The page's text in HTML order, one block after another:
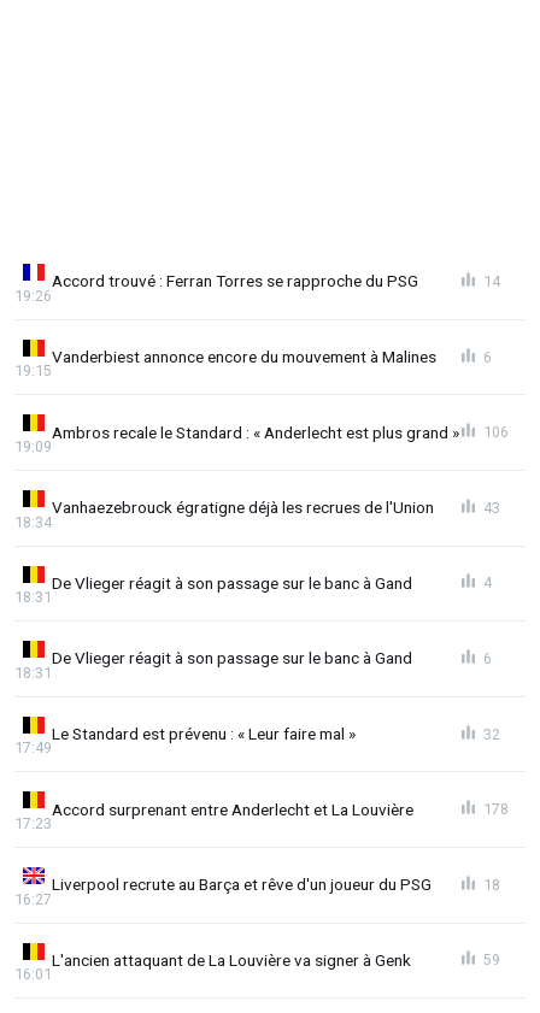
Accord trouvé : Ferran Torres se rapproche du PSG
19:26
14
Vanderbiest annonce encore du mouvement à Malines
19:15
6
Ambros recale le Standard : « Anderlecht est plus grand »
19:09
106
Vanhaezebrouck égratigne déjà les recrues de l'Union
18:34
43
De Vlieger réagit à son passage sur le banc à Gand
18:31
4
De Vlieger réagit à son passage sur le banc à Gand
18:31
6
Le Standard est prévenu : « Leur faire mal »
17:49
32
Accord surprenant entre Anderlecht et La Louvière
17:23
178
Liverpool recrute au Barça et rêve d'un joueur du PSG
16:27
18
L'ancien attaquant de La Louvière va signer à Genk
16:01
59